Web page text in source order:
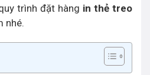
trình đặt hàng in thẻ treo
nhé.